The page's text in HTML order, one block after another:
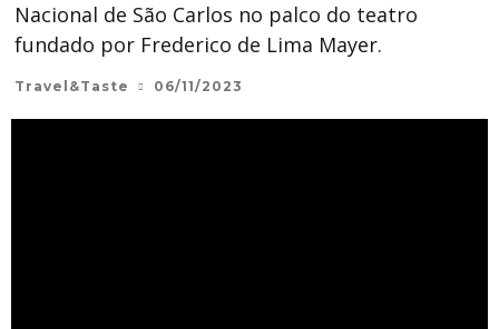
Nacional de São Carlos no palco do teatro
fundado por Frederico de Lima Mayer.
Travel&Taste 06/11/2023